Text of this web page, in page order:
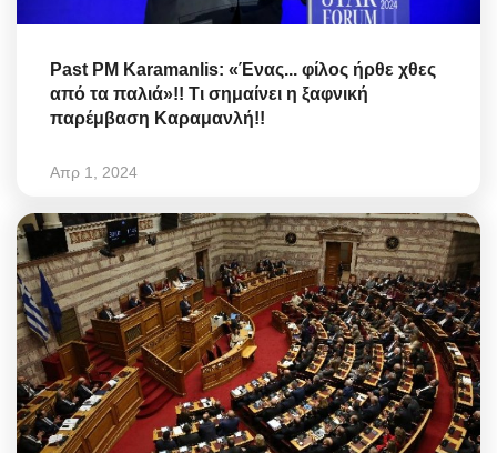
Past PM Karamanlis: «Ένας... φίλος ήρθε χθες
από τα παλιά»!! Τι σημαίνει η ξαφνική
παρέμβαση Καραμανλή!!
Απρ 1, 2024